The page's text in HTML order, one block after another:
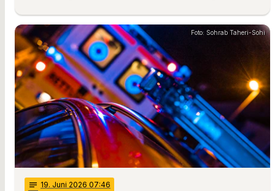
Foto: Sohrab Taheri-Sohi
notes 19. Juni 2026 07:46